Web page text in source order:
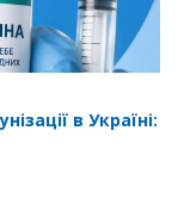
в Україні: